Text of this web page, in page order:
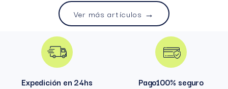
Ver más artículos →
Expedición en 24hs Pago100% seguro